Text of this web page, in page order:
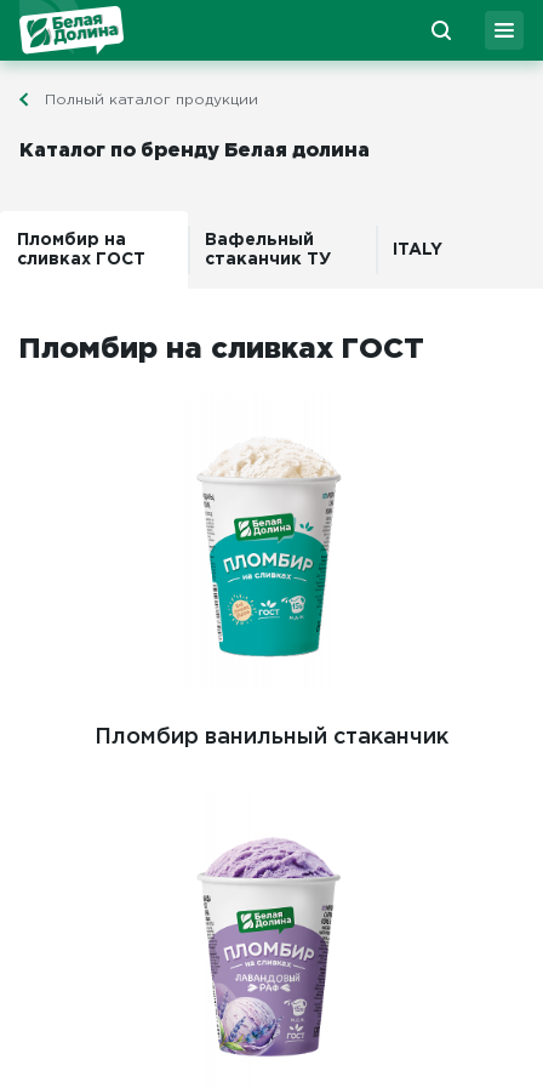
Полный каталог продукции
Каталог по бренду Белая долина
Пломбир на
сливках ГОСТ
Вафельный
стаканчик ТУ
ITALY
Пломбир на сливках ГОСТ
Пломбир ванильный стаканчик